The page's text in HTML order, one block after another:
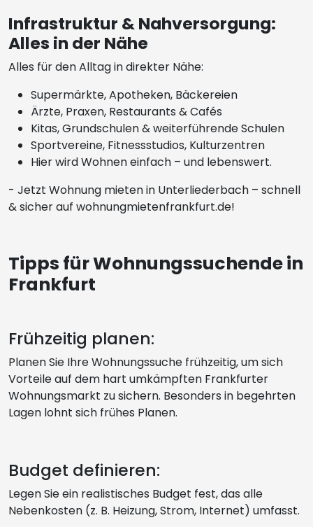
Infrastruktur & Nahversorgung:
Alles in der Nähe
Alles für den Alltag in direkter Nähe:
Supermärkte, Apotheken, Bäckereien
Ärzte, Praxen, Restaurants & Cafés
Kitas, Grundschulen & weiterführende Schulen
Sportvereine, Fitnessstudios, Kulturzentren
Hier wird Wohnen einfach – und lebenswert.
- Jetzt Wohnung mieten in Unterliederbach – schnell
& sicher auf wohnungmietenfrankfurt.de!
Tipps für Wohnungssuchende in
Frankfurt
Frühzeitig planen:
Planen Sie Ihre Wohnungssuche frühzeitig, um sich
Vorteile auf dem hart umkämpften Frankfurter
Wohnungsmarkt zu sichern. Besonders in begehrten
Lagen lohnt sich frühes Planen.
Budget definieren:
Legen Sie ein realistisches Budget fest, das alle
Nebenkosten (z. B. Heizung, Strom, Internet) umfasst.